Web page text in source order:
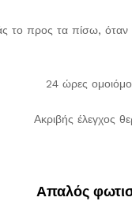
προς τα πίσω, όταν
24 ώρες
Ακριβής έλεγχος
Απαλός